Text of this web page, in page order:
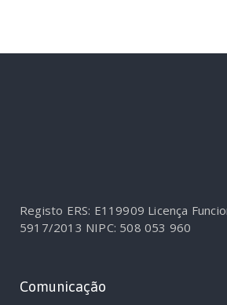
Registo ERS: E119909 Licença
5917/2013 NIPC: 508 053 960
Comunicação